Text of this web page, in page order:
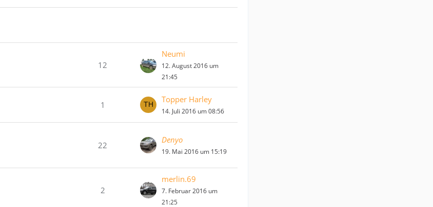
12
Neumi
12. August 2016 um
21:45
1
Topper Harley
14. Juli 2016 um 08:56
22
Denyo
19. Mai 2016 um 15:19
2
merlin.69
7. Februar 2016 um
21:25